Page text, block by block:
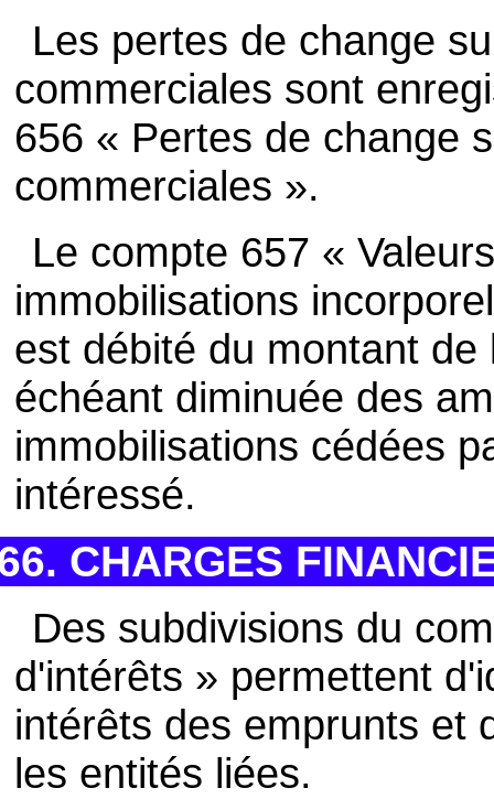
Les pertes de change
commerciales sont
656 « Pertes de change
commerciales ».
Le compte 657 «
immobilisations
est débité du montant
échéant diminuée des
immobilisations cédées
intéressé.
CHARGES
Des subdivisions du
d'intérêts » permettent
intérêts des emprunts et
les entités liées.